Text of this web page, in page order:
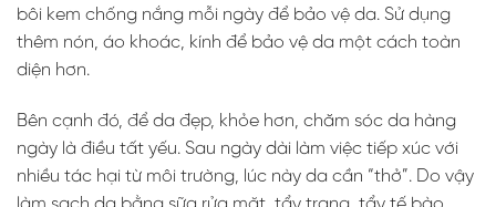
bôi kem chống nắng mỗi ngày để bảo vệ da. Sử dụng
thêm nón, áo khoác, kính để bảo vệ da một cách toàn
diện hơn.
Bên cạnh đó, để da đẹp, khỏe hơn, chăm sóc da hàng
ngày là điều tất yếu. Sau ngày dài làm việc tiếp xúc với
nhiều tác hại từ môi trường, lúc này da cần “thở”. Do vậy